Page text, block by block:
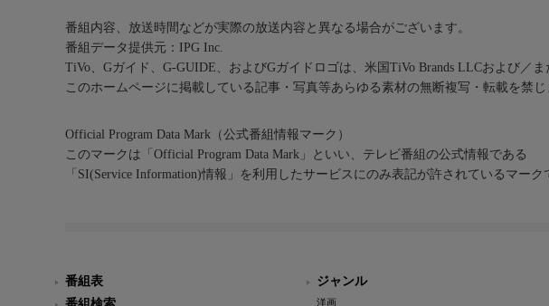
番組内容、放送時間などが実際の放送内容と異なる場合がございます。
番組データ提供元：IPG Inc.
TiVo、Gガイド、G-GUIDE、およびGガイドロゴは、米国TiVo Brands LLCおよび／
このホームページに掲載している記事・写真等あらゆる素材の無断複写・転載を禁じ
Official Program Data Mark（公式番組情報マーク）
このマークは「Official Program Data Mark」といい、テレビ番組の公式情報である
「SI(Service Information)情報」を利用したサービスにのみ表記が許されているマーク
番組表
ジャンル
洋画